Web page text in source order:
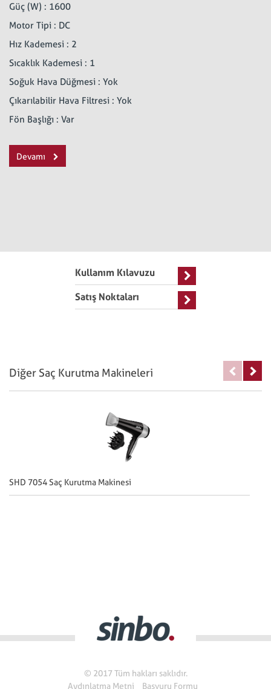
Güç (W) : 1600
Motor Tipi : DC
Hız Kademesi : 2
Sıcaklık Kademesi : 1
Soğuk Hava Düğmesi : Yok
Çıkarılabilir Hava Filtresi : Yok
Fön Başlığı : Var
Devamı
Kullanım Kılavuzu
Satış Noktaları
Diğer Saç Kurutma Makineleri
SHD 7054 Saç Kurutma Makinesi
© 2017 Tüm hakları saklıdır.
Aydınlatma Metni
Başvuru Formu